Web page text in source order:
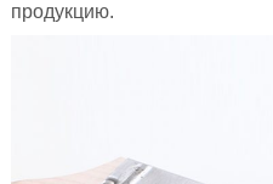
продукцию.